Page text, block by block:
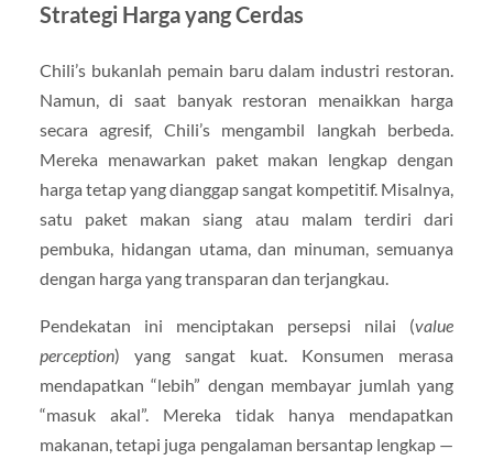
Strategi Harga yang Cerdas
Chili’s bukanlah pemain baru dalam industri restoran.
Namun, di saat banyak restoran menaikkan harga
secara agresif, Chili’s mengambil langkah berbeda.
Mereka menawarkan paket makan lengkap dengan
harga tetap yang dianggap sangat kompetitif. Misalnya,
satu paket makan siang atau malam terdiri dari
pembuka, hidangan utama, dan minuman, semuanya
dengan harga yang transparan dan terjangkau.
Pendekatan ini menciptakan persepsi nilai (value
perception) yang sangat kuat. Konsumen merasa
mendapatkan “lebih” dengan membayar jumlah yang
“masuk akal”. Mereka tidak hanya mendapatkan
makanan, tetapi juga pengalaman bersantap lengkap —